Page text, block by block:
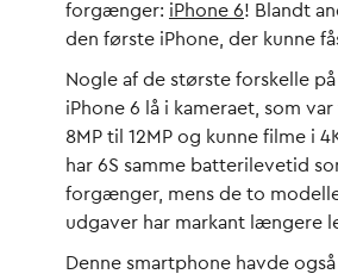
forgænger: iPhone 6! Blandt
den første iPhone, der kunne
Nogle af de største forskelle
iPhone 6 lå i kameraet, som
8MP til 12MP og kunne filme i
har 6S samme batterilevetid
forgænger, mens de to
udgaver har markant længere
Denne smartphone havde